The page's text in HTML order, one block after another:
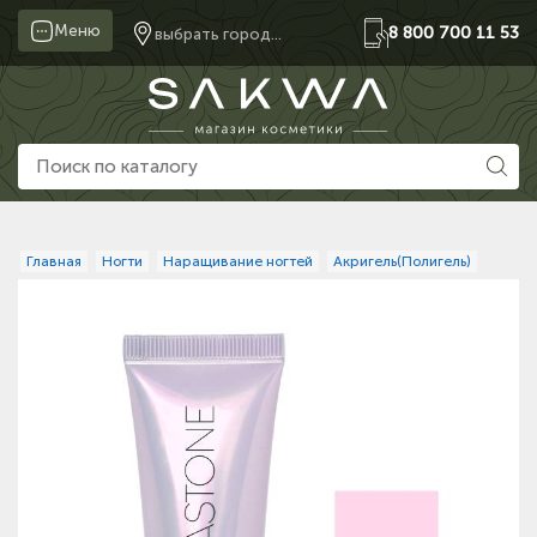
Меню выбрать город... 8 800 700 11 53
Главная Ногти Наращивание ногтей Акригель(Полигель)